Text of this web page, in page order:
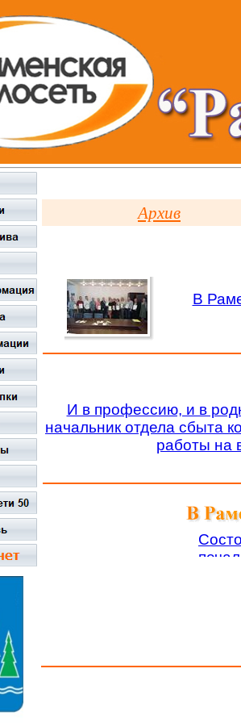
Архив
И в профессию, и в
начальник отдела сбыта
работы на
В